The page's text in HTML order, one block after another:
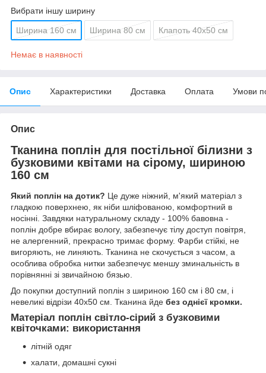
Вибрати іншу ширину
Ширина 160 см Ширина 80 см Клапоть 40х50 см
Немає в наявності
Опис Характеристики Доставка Оплата Умови
Опис
Тканина поплін для постільної білизни з
бузковими квітами на сірому, шириною
160 см
Який поплін на дотик? Це дуже ніжний, м'який матеріал з
гладкою поверхнею, як ніби шліфованою, комфортний в
носінні. Завдяки натуральному складу - 100% бавовна -
поплін добре вбирає вологу, забезпечує тілу доступ повітря,
не алергенний, прекрасно тримає форму. Фарби стійкі, не
вигоряють, не линяють. Тканина не скочується з часом, а
особлива обробка нитки забезпечує меншу зминальність в
порівнянні зі звичайною бязью.
До покупки доступний поплін з шириною 160 см і 80 см, і
невеликі відрізи 40х50 см. Тканина йде без однієї кромки.
Матеріал поплін світло-сірий з бузковими
квіточками: використання
літній одяг
халати, домашні сукні